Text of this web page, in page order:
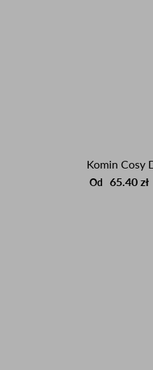
Komin Cosy
Od 65.40 zł